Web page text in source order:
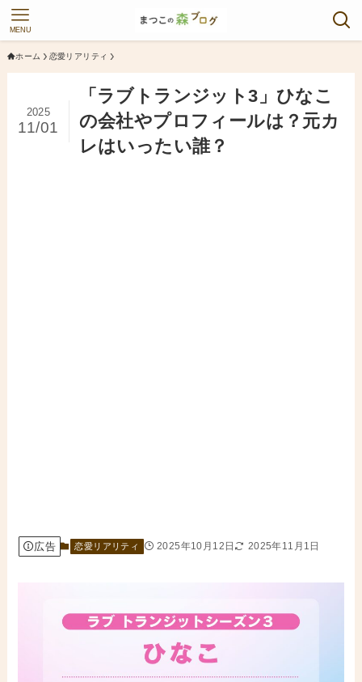
MENU
ホーム 恋愛リアリティ
「ラブトランジット3」ひなこ
の会社やプロフィールは？元カ
レはいったい誰？
2025
11/01
広告 恋愛リアリティ 2025年10月12日 2025年11月1日